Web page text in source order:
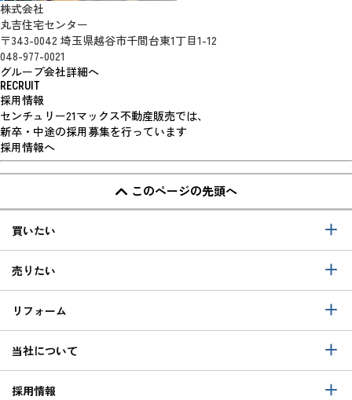
株式会社
丸吉住宅センター
〒343-0042 埼玉県越谷市千間台東1丁目1-12
048-977-0021
グループ会社詳細へ
RECRUIT
採用情報
センチュリー21マックス不動産販売では、
新卒・中途の採用募集を行っています
採用情報へ
このページの先頭へ
買いたい
売りたい
リフォーム
当社について
採用情報